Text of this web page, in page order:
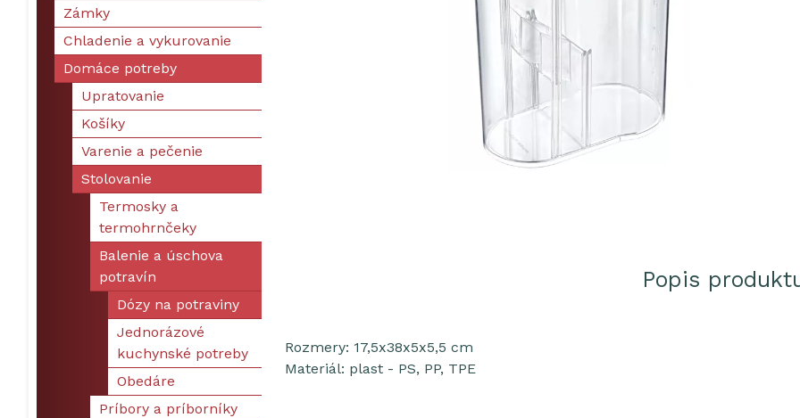
Popis
Rozmery: 17,5x38x5x5,5 cm
Materiál: plast - PS, PP, TPE
Zámky
Chladenie a vykurovanie
Domáce potreby
Upratovanie
Košíky
Varenie a pečenie
Stolovanie
Termosky a
termohrnčeky
Balenie a úschova
potravín
Dózy na potraviny
Jednorázové
kuchynské potreby
Obedáre
Príbory a príborníky